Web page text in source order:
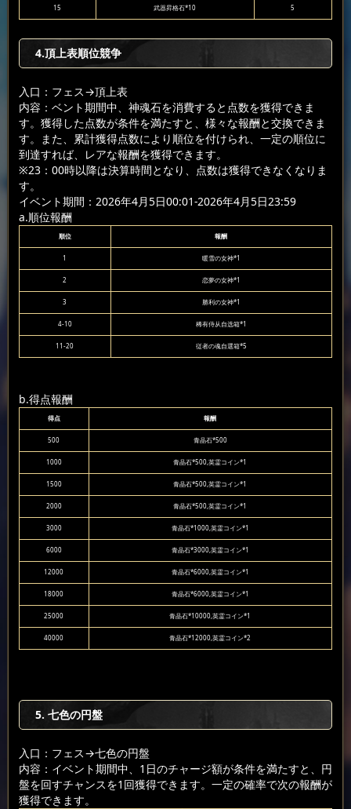
15 武器昇格石*10 5
4.頂上表順位競争
入口：フェス→頂上表
内容：ベント期間中、神魂石を消費すると点数を獲得できま
す。獲得した点数が条件を満たすと、様々な報酬と交換できま
す。また、累計獲得点数により順位を付けられ、一定の順位に
到達すれば、レアな報酬を獲得できます。
※23：00時以降は決算時間となり、点数は獲得できなくなりま
す。
イベント期間：2026年4月5日00:01-2026年4月5日23:59
a.順位報酬
順位 報酬
1 暖雪の女神*1
2 恋夢の女神*1
3 勝利の女神*1
4-10 稀有侍从自选箱*1
11-20 従者の魂自選箱*5
b.得点報酬
得点 報酬
500 青晶石*500
1000 青晶石*500,英霊コイン*1
1500 青晶石*500,英霊コイン*1
2000 青晶石*500,英霊コイン*1
3000 青晶石*1000,英霊コイン*1
6000 青晶石*3000,英霊コイン*1
12000 青晶石*6000,英霊コイン*1
18000 青晶石*6000,英霊コイン*1
25000 青晶石*10000,英霊コイン*1
40000 青晶石*12000,英霊コイン*2
5. 七色の円盤
入口：フェス→七色の円盤
内容：イベント期間中、1日のチャージ額が条件を満たすと、円
盤を回すチャンスを1回獲得できます。一定の確率で次の報酬が
獲得できます。